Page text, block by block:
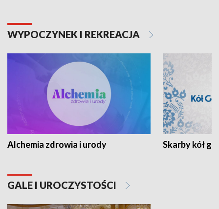
WYPOCZYNEK I REKREACJA
Alchemia zdrowia i urody Skarby kół
GALE I UROCZYSTOŚCI